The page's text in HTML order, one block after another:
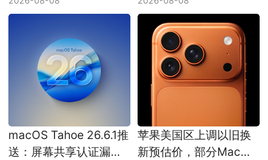
macOS Tahoe 26.6.1推
送：屏幕共享认证漏洞
苹果美国区上调以旧换
新预估价，部分Mac增